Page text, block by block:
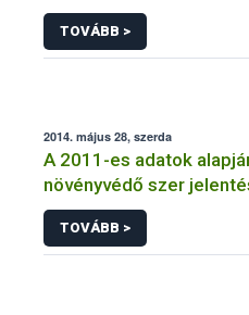
esetében
TOVÁBB >
2014. május 28, szerda
A 2011-es adatok
növényvédő szer
TOVÁBB >